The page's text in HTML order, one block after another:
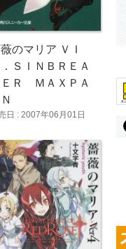
のマリア ＶＩ
．ＳＩＮＢＲＥＡ
ＥＲ ＭＡＸＰＡ
日 : 2007年06月01日